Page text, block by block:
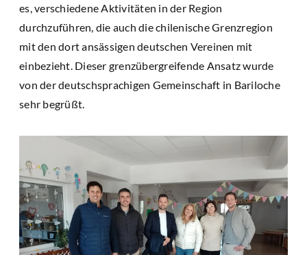
es, verschiedene Aktivitäten in der Region
durchzuführen, die auch die chilenische Grenzregion
mit den dort ansässigen deutschen Vereinen mit
einbezieht. Dieser grenzübergreifende Ansatz wurde
von der deutschsprachigen Gemeinschaft in Bariloche
sehr begrüßt.